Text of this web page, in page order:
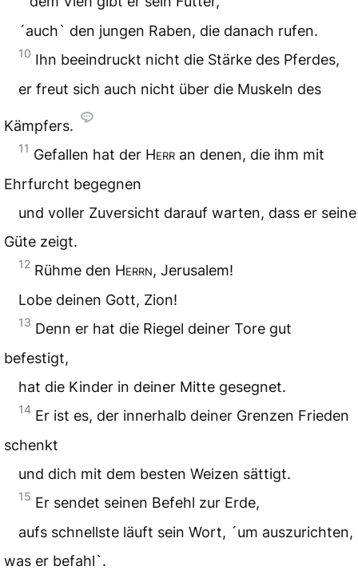
´auch` den jungen Raben, die danach rufen.
10 Ihn beeindruckt nicht die Stärke des Pferdes,
er freut sich auch nicht über die Muskeln des
Kämpfers.
11 Gefallen hat der Herr an denen, die ihm mit
Ehrfurcht begegnen
und voller Zuversicht darauf warten, dass er seine
Güte zeigt.
12 Rühme den Herrn, Jerusalem!
Lobe deinen Gott, Zion!
13 Denn er hat die Riegel deiner Tore gut
befestigt,
hat die Kinder in deiner Mitte gesegnet.
14 Er ist es, der innerhalb deiner Grenzen Frieden
schenkt
und dich mit dem besten Weizen sättigt.
15 Er sendet seinen Befehl zur Erde,
aufs schnellste läuft sein Wort, ´um auszurichten,
was er befahl`.